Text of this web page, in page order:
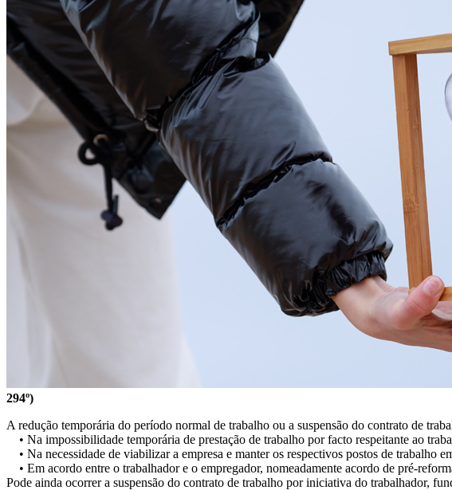
294º)
A redução temporária do período normal de trabalho ou a suspensão do contrato de
• Na impossibilidade temporária de prestação de trabalho por facto respeitante ao
• Na necessidade de viabilizar a empresa e manter os respectivos postos de trabalho
• Em acordo entre o trabalhador e o empregador, nomeadamente acordo de pré-
Pode ainda ocorrer a suspensão do contrato de trabalho por iniciativa do trabalhador,